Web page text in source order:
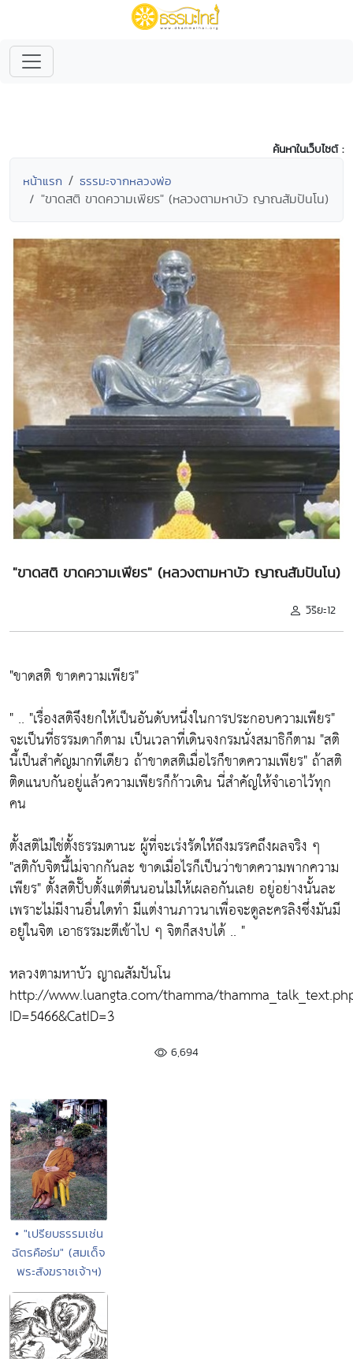
ค้นหาในเว็บไซต์ :
หน้าแรก ธรรมะจากหลวงพ่อ
"ขาดสติ ขาดความเพียร" (หลวงตามหาบัว ญาณสัมปันโน)
"ขาดสติ ขาดความเพียร" (หลวงตามหาบัว ญาณสัมปันโน)
วิริยะ12
"ขาดสติ ขาดความเพียร"
" .. "เรื่องสติจึงยกให้เป็นอันดับหนึ่งในการประกอบความเพียร"
จะเป็นที่ธรรมดาก็ตาม เป็นเวลาที่เดินจงกรมนั่งสมาธิก็ตาม "สติ
นี้เป็นสำคัญมากทีเดียว ถ้าขาดสติเมื่อไรก็ขาดความเพียร"ถ้าสติ
ติดแนบกันอยู่แล้วความเพียรก็ก้าวเดิน นี่สำคัญให้จำเอาไว้ทุก
คน
ตั้งสติไม่ใช่ตั้งธรรมดานะ ผู้ที่จะเร่งรัดให้ถึงมรรคถึงผลจริง ๆ
"สติกับจิตนี้ไม่จากกันละ ขาดเมื่อไรก็เป็นว่าขาดความพากความ
เพียร"ตั้งสติปั๊บตั้งแต่ตื่นนอนไม่ให้เผลอกันเลย อยู่อย่างนั้นละ
เพราะไม่มีงานอื่นใดทำ มีแต่งานภาวนาเพื่อจะดูละครลิงซึ่งมันมี
อยู่ในจิต เอาธรรมะตีเข้าไป ๆ จิตก็สงบได้ .. "
หลวงตามหาบัว ญาณสัมปันโน
http://www.luangta.com/thamma/
ID=5466&CatID=3
6,694
• "เปรียบธรรมเช่น
ฉัตรคือร่ม" (สมเด็จ
พระสังฆราชเจ้าฯ)